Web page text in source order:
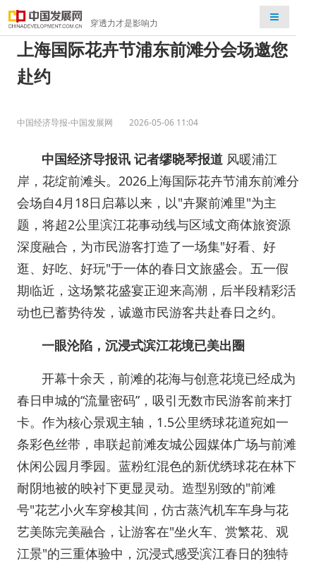
穿透力才是影响力
检索
上海国际花卉节浦东前滩分会场邀您
赴约
中国经济导报-中国发展网 2026-05-06 11:04
中国经济导报讯 记者缪晓琴报道 风暖浦江
岸，花绽前滩头。2026上海国际花卉节浦东前滩分
会场自4月18日启幕以来，以"卉聚前滩里"为主
题，将超2公里滨江花事动线与区域文商体旅资源
深度融合，为市民游客打造了一场集"好看、好
逛、好吃、好玩"于一体的春日文旅盛会。五一假
期临近，这场繁花盛宴正迎来高潮，后半段精彩活
动也已蓄势待发，诚邀市民游客共赴春日之约。
一眼沦陷，沉浸式滨江花境已美出圈
开幕十余天，前滩的花海与创意花境已经成为
春日申城的“流量密码”，吸引无数市民游客前来打
卡。作为核心景观主轴，1.5公里绣球花道宛如一
条彩色丝带，串联起前滩友城公园媒体广场与前滩
休闲公园月季园。蓝粉红混色的新优绣球花在林下
耐阴地被的映衬下更显灵动。造型别致的"前滩
号"花艺小火车穿梭其间，仿古蒸汽机车车身与花
艺美陈完美融合，让游客在"坐火车、赏繁花、观
江景"的三重体验中，沉浸式感受滨江春日的独特